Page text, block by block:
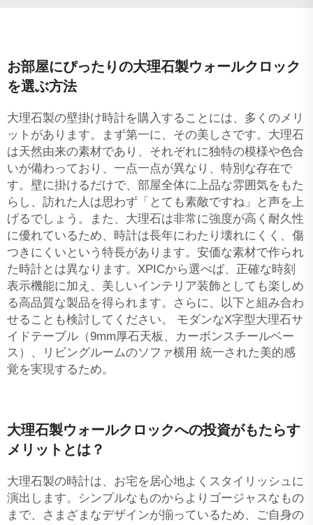
お部屋にぴったりの大理石製ウォールクロック
を選ぶ方法
大理石製の壁掛け時計を購入することには、多くのメリ
ットがあります。まず第一に、その美しさです。大理石
は天然由来の素材であり、それぞれに独特の模様や色合
いが備わっており、一点一点が異なり、特別な存在で
す。壁に掛けるだけで、部屋全体に上品な雰囲気をもた
らし、訪れた人は思わず「とても素敵ですね」と声を上
げるでしょう。また、大理石は非常に強度が高く耐久性
に優れているため、時計は長年にわたり壊れにくく、傷
つきにくいという特長があります。安価な素材で作られ
た時計とは異なります。XPICから選べば、正確な時刻
表示機能に加え、美しいインテリア装飾としても楽しめ
る高品質な製品を得られます。さらに、以下と組み合わ
せることも検討してください。 モダンなX字型大理石サ
イドテーブル（9mm厚石天板、カーボンスチールベー
ス）、リビングルームのソファ横用 統一された美的感
覚を実現するため。
大理石製ウォールクロックへの投資がもたらす
メリットとは？
大理石製の時計は、お宅を居心地よくスタイリッシュに
演出します。シンプルなものからよりゴージャスなもの
まで、さまざまなデザインが揃っているため、ご自身の